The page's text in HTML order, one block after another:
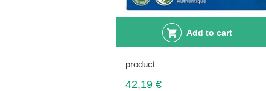
Add to cart
product
42,19 €